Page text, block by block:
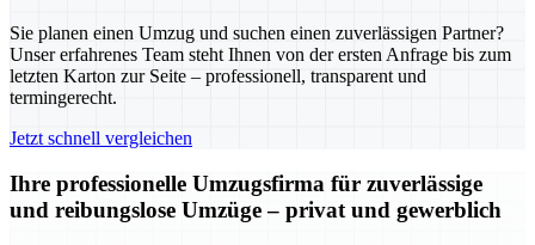
Sie planen einen Umzug und suchen einen zuverlässigen Partner?
Unser erfahrenes Team steht Ihnen von der ersten Anfrage bis zum
letzten Karton zur Seite – professionell, transparent und
termingerecht.
Jetzt schnell vergleichen
Ihre professionelle Umzugsfirma für zuverlässige
und reibungslose Umzüge – privat und gewerblich